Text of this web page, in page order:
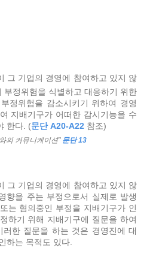
그 기업의 경영에 참여하고 있지 않
부정위험을 식별하고 대응하기 위한
정위험을 감소시키기 위하여 경영
지배기구가 어떠한 감시기능을 수
한다. (문단 A20-A22 참조)
의 커뮤니케이션" 문단 13
그 기업의 경영에 참여하고 있지 않
향을 주는 부정으로서 실제로 발생
는 혐의중인 부정을 지배기구가 인
하기 위해 지배기구에 질문을 하여
한 질문을 하는 것은 경영진에 대
하는 목적도 있다.